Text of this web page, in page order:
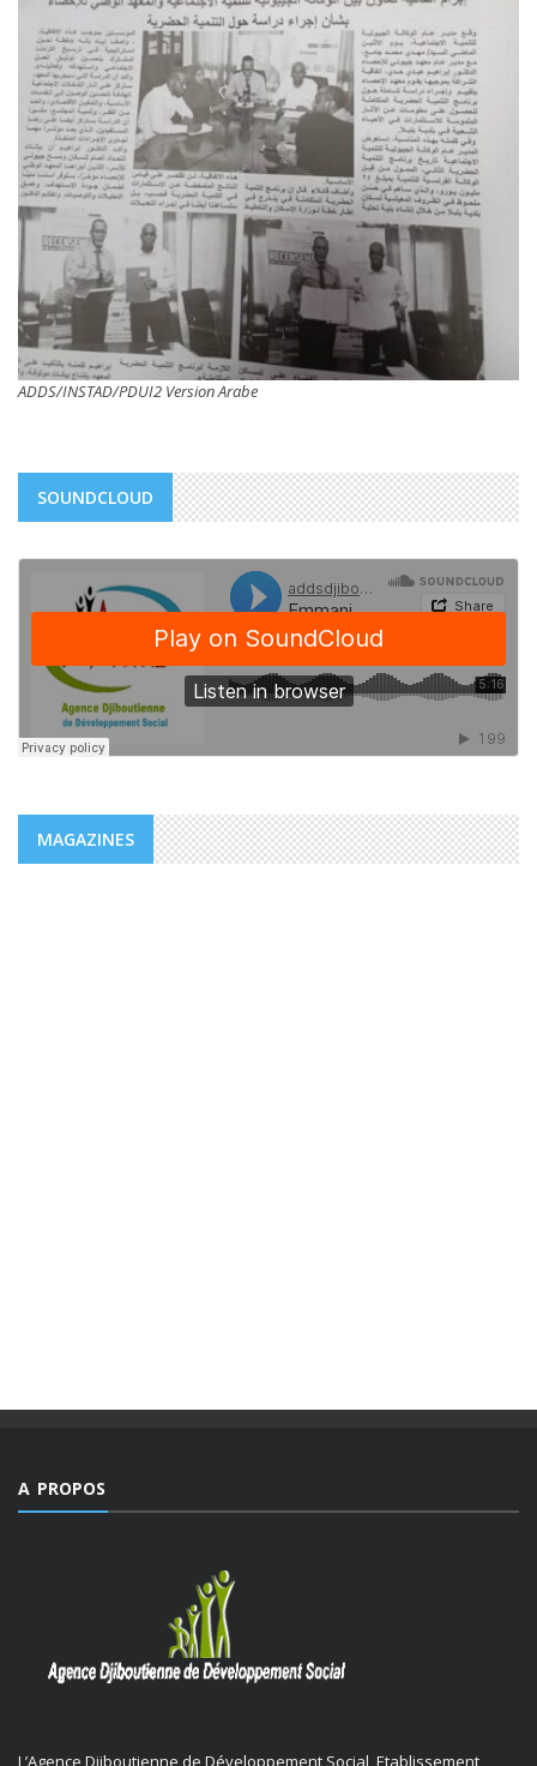
ADDS/INSTAD/PDUI2 Version Arabe
SOUNDCLOUD
MAGAZINES
A PROPOS
L’Agence Djiboutienne de Développement Social, Etablissement